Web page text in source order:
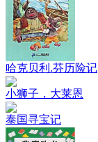
哈克贝利.芬历险记
小狮子，大莱恩
泰国寻宝记